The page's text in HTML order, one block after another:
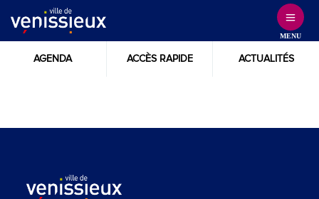
Content
MENU
AGENDA ACCÈS RAPIDE ACTUALITÉS